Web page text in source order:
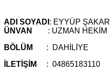
ADI SOYADI : EYYÜP ŞAKAR
ÜNVAN
: UZMAN HEKİM
BÖLÜM : DAHİLİYE
İLETİŞİM
: 04865183110